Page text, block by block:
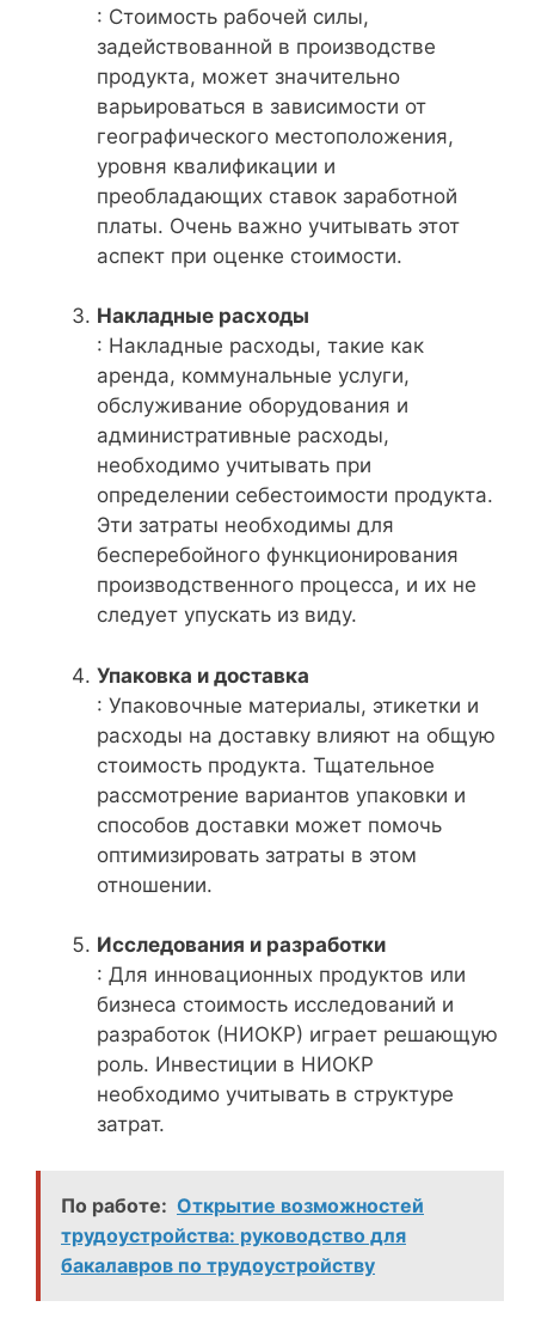
: Стоимость рабочей силы,
задействованной в производстве
продукта, может значительно
варьироваться в зависимости от
географического местоположения,
уровня квалификации и
преобладающих ставок заработной
платы. Очень важно учитывать этот
аспект при оценке стоимости.
Накладные расходы
: Накладные расходы, такие как
аренда, коммунальные услуги,
обслуживание оборудования и
административные расходы,
необходимо учитывать при
определении себестоимости продукта.
Эти затраты необходимы для
бесперебойного функционирования
производственного процесса, и их не
следует упускать из виду.
Упаковка и доставка
: Упаковочные материалы, этикетки и
расходы на доставку влияют на общую
стоимость продукта. Тщательное
рассмотрение вариантов упаковки и
способов доставки может помочь
оптимизировать затраты в этом
отношении.
Исследования и разработки
: Для инновационных продуктов или
бизнеса стоимость исследований и
разработок (НИОКР) играет решающую
роль. Инвестиции в НИОКР
необходимо учитывать в структуре
затрат.
По работе: Открытие возможностей
трудоустройства: руководство для
бакалавров по трудоустройству